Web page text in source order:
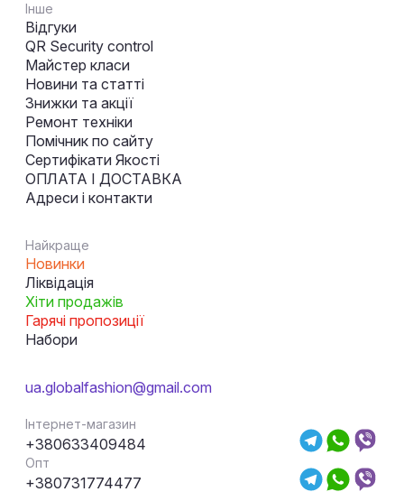
Інше
Відгуки
QR Security control
Майстер класи
Новини та статті
Знижки та акції
Ремонт техніки
Помічник по сайту
Сертифікати Якості
ОПЛАТА І ДОСТАВКА
Адреси і контакти
Найкраще
Новинки
Ліквідація
Хіти продажів
Гарячі пропозиції
Набори
ua.globalfashion@gmail.com
Інтернет-магазин
+380633409484
Опт
+380731774477